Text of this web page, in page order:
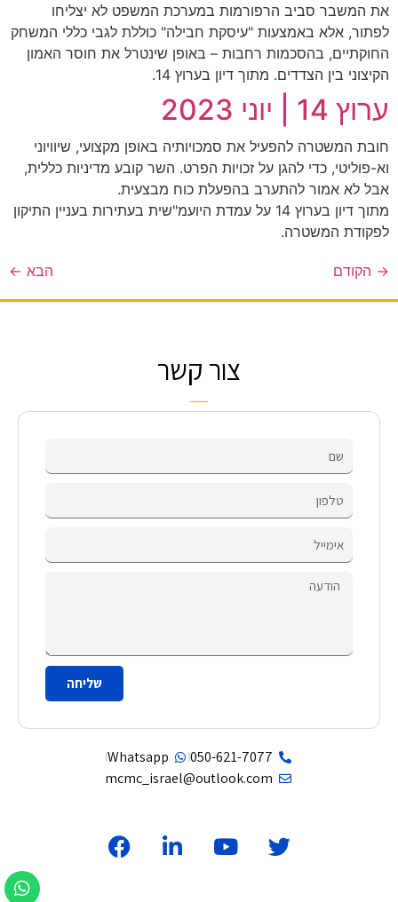
את המשבר סביב הרפורמות במערכת המשפט לא יצליחו
לפתור, אלא באמצעות "עיסקת חבילה" כוללת לגבי כללי המשחק
החוקתיים, בהסכמות רחבות – באופן שינטרל את חוסר האמון
הקיצוני בין הצדדים. מתוך דיון בערוץ 14.
ערוץ 14 | יוני 2023
חובת המשטרה להפעיל את סמכויותיה באופן מקצועי, שיוויוני
וא-פוליטי, כדי להגן על זכויות הפרט. השר קובע מדיניות כללית,
אבל לא אמור להתערב בהפעלת כוח מבצעית.
מתוך דיון בערוץ 14 על עמדת היועמ"שית בעתירות בעניין התיקון
לפקודת המשטרה.
→ הקודם הבא ←
צור קשר
שליחה
050-621-7077
Whatsapp
mcmc_israel@outlook.com